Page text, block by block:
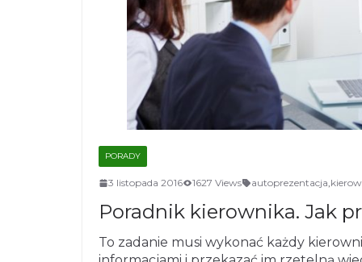
PORADY
3 listopada 2016 1627 Views autoprezentacja,
Poradnik kierownika. Jak
To zadanie musi wykonać każdy